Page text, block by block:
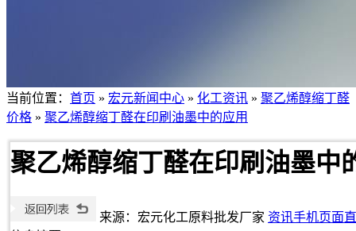
当前位置： 首页 » 宏元新闻中心 » 化工资讯 » 聚乙烯醇缩丁醛
价格 » 聚乙烯醇缩丁醛在印刷油墨中的应用
聚乙烯醇缩丁醛在印刷油墨中
来源：宏元化工原料批发厂家 资讯手机页面